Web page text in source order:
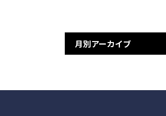
月別アーカイブ